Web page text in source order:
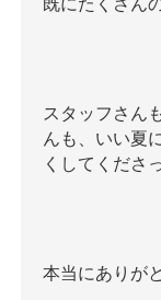
既にたくさん
スタッフさん
んも、いい夏
くしてくださ
本当にありが